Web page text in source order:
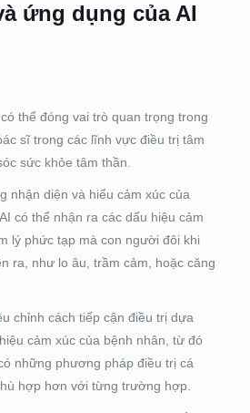
ứng dụng của AI
thể đóng vai trò quan trọng trong
sĩ trong các lĩnh vực điều trị tâm
sức khỏe tâm thần.
nhận diện và hiểu cảm xúc của
có thể nhận ra các dấu hiệu cảm
lý phức tạp mà con người đôi khi
ra, như lo âu, trầm cảm, hoặc căng
chỉnh cách tiếp cận điều trị dựa
cảm xúc của bệnh nhân, từ đó
những phương pháp điều trị cá
hợp hơn với từng trường hợp.